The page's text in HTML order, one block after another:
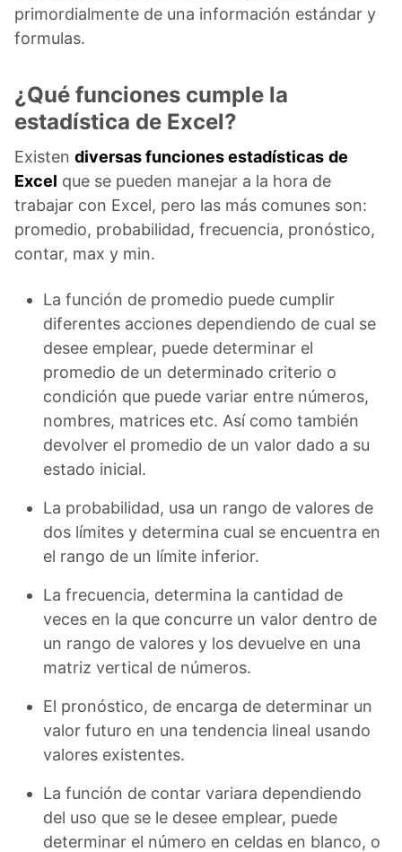
primordialmente de una información estándar y
formulas.
¿Qué funciones cumple la
estadística de Excel?
Existen diversas funciones estadísticas de
Excel que se pueden manejar a la hora de
trabajar con Excel, pero las más comunes son:
promedio, probabilidad, frecuencia, pronóstico,
contar, max y min.
La función de promedio puede cumplir
diferentes acciones dependiendo de cual se
desee emplear, puede determinar el
promedio de un determinado criterio o
condición que puede variar entre números,
nombres, matrices etc. Así como también
devolver el promedio de un valor dado a su
estado inicial.
La probabilidad, usa un rango de valores de
dos límites y determina cual se encuentra en
el rango de un límite inferior.
La frecuencia, determina la cantidad de
veces en la que concurre un valor dentro de
un rango de valores y los devuelve en una
matriz vertical de números.
El pronóstico, de encarga de determinar un
valor futuro en una tendencia lineal usando
valores existentes.
La función de contar variara dependiendo
del uso que se le desee emplear, puede
determinar el número en celdas en blanco, o